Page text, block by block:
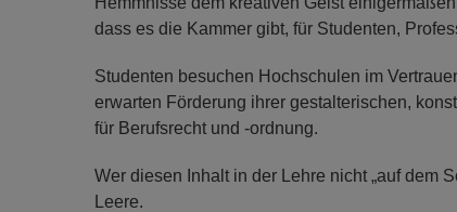
dass es die Kammer gibt, für Studenten,
Studenten besuchen Hochschulen im
erwarten Förderung ihrer gestalterischen,
für Berufsrecht und -ordnung.
Wer diesen Inhalt in der Lehre nicht „auf dem
Leere.